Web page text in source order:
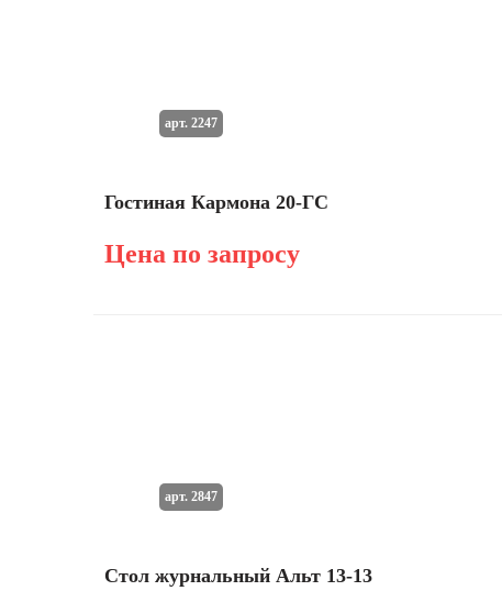
Гостиная Кармона 20-ГС
Цена по запросу
арт. 2247
Стол журнальный Альт 13-13
арт. 2847